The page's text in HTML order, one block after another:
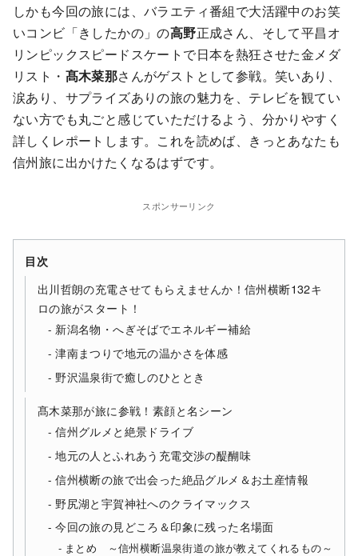
しかも今回の旅には、バラエティ番組で大活躍中のお笑
いコンビ「きしたかの」の高野正成さん、そして平昌オ
リンピックスピードスケートで日本を熱狂させた金メダ
リスト・ 髙木菜那さんがゲストとして参戦。笑いあり、
涙あり、サプライズありの旅の魅力を、テレビを観てい
ない方でも丸ごと感じていただけるよう、分かりやすく
詳しくレポートします。これを読めば、きっとあなたも
信州旅に出かけたくなるはずです。
スポンサーリンク
目次
出川哲朗の充電させてもらえませんか！信州横断132キ
ロの旅がスタート！
新潟名物・へぎそばでエネルギー補給
津南まつりで地元の温かさを体感
野沢温泉街で癒しのひととき
髙木菜那が旅に参戦！素顔と名シーン
信州グルメと絶景ドライブ
地元の人とふれあう充電交渉の醍醐味
信州横断の旅で出会った絶品グルメ＆お土産情報
野尻湖と宇賀神社へのクライマックス
今回の旅の見どころ＆印象に残った名場面
まとめ ～信州横断温泉街道の旅が教えてくれるもの～